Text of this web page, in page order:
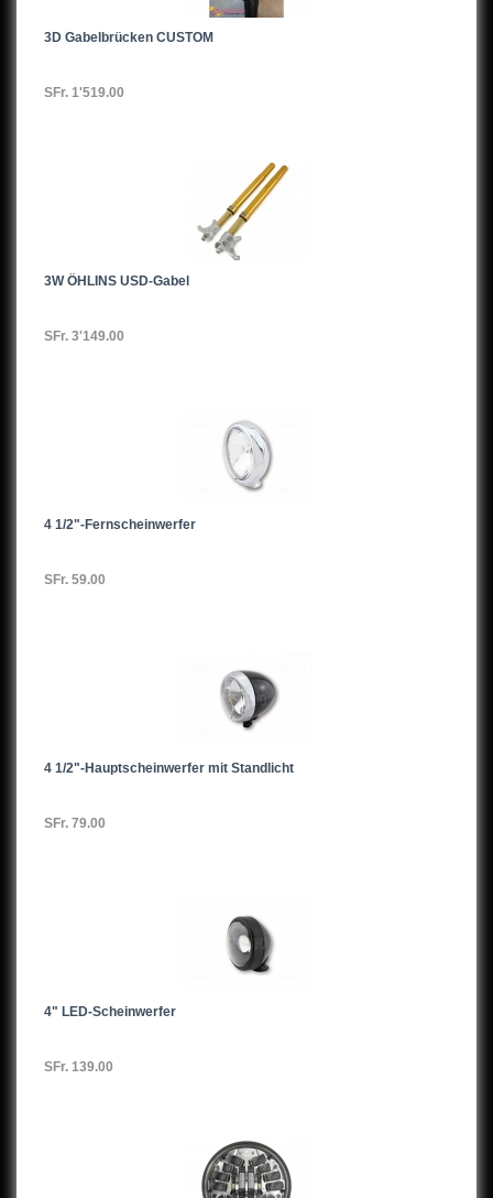
3D Gabelbrücken CUSTOM
SFr. 1'519.00
3W ÖHLINS USD-Gabel
SFr. 3'149.00
4 1/2"-Fernscheinwerfer
SFr. 59.00
4 1/2"-Hauptscheinwerfer mit Standlicht
SFr. 79.00
4" LED-Scheinwerfer
SFr. 139.00